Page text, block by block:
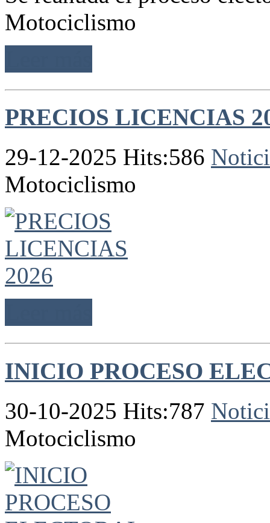
Motociclismo
PRECIOS LICENCIAS
29-12-2025 Hits:586
Motociclismo
INICIO PROCESO
30-10-2025 Hits:787
Motociclismo